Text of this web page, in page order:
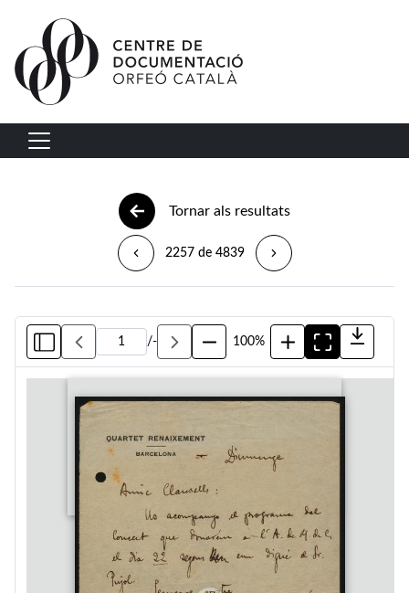
Vés al contingut
Navegació principal
Tornar als resultats
2257 de 4839
/- 100%